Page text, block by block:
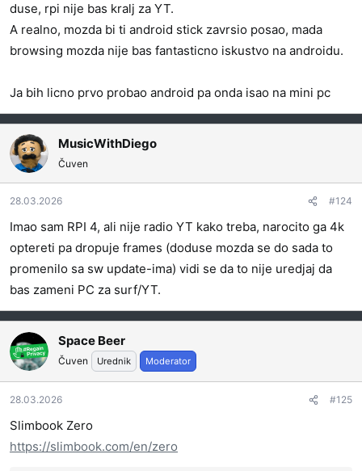
duse, rpi nije bas kralj za YT.
A realno, mozda bi ti android stick zavrsio posao, mada
browsing mozda nije bas fantasticno iskustvo na androidu.
Ja bih licno prvo probao android pa onda isao na mini pc
MusicWithDiego
Čuven
28.03.2026 #124
Imao sam RPI 4, ali nije radio YT kako treba, narocito ga 4k
optereti pa dropuje frames (doduse mozda se do sada to
promenilo sa sw update-ima) vidi se da to nije uredjaj da
bas zameni PC za surf/YT.
Space Beer
Čuven Urednik Moderator
28.03.2026 #125
Slimbook Zero
https://slimbook.com/en/zero